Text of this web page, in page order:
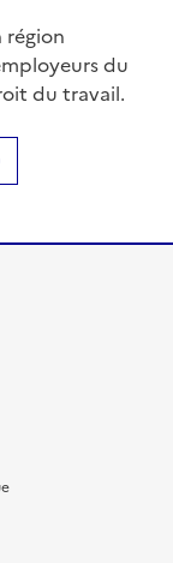
région
du
du travail.